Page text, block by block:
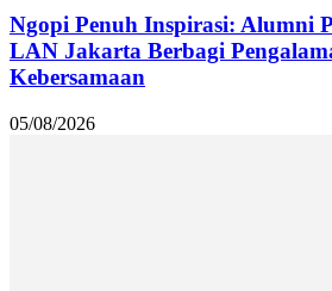
Ngopi Penuh Inspirasi: Alumni
LAN Jakarta Berbagi
Kebersamaan
05/08/2026